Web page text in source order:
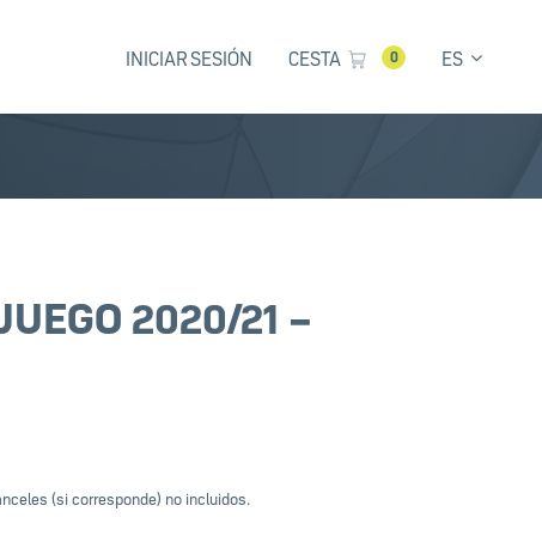
INICIAR SESIÓN CESTA 0 ES
2020/21 –
(si corresponde) no incluidos.